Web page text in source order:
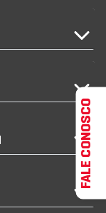
FALE CONOSCO